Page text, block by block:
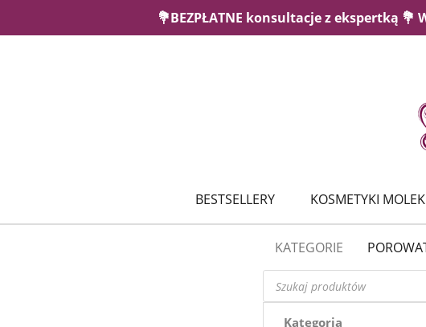
💐BEZPŁATNE konsultacje z ekspertką 💐
BESTSELLERY KOSMETYKI
KATEGORIE
Wyszukiwarka
produktów